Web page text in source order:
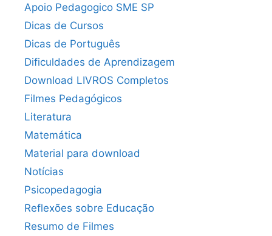
Apoio Pedagogico SME SP
Dicas de Cursos
Dicas de Português
Dificuldades de Aprendizagem
Download LIVROS Completos
Filmes Pedagógicos
Literatura
Matemática
Material para download
Notícias
Psicopedagogia
Reflexões sobre Educação
Resumo de Filmes